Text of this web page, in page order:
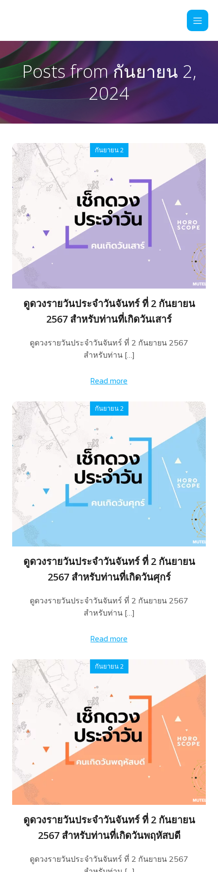
Posts from กันยายน 2,
2024
กันยายน 2
ดูดวงรายวันประจำวันจันทร์ ที่ 2 กันยายน
2567 สำหรับท่านที่เกิดวันเสาร์
ดูดวงรายวันประจำวันจันทร์ ที่ 2 กันยายน 2567
สำหรับท่าน […]
Read more
กันยายน 2
ดูดวงรายวันประจำวันจันทร์ ที่ 2 กันยายน
2567 สำหรับท่านที่เกิดวันศุกร์
ดูดวงรายวันประจำวันจันทร์ ที่ 2 กันยายน 2567
สำหรับท่าน […]
Read more
กันยายน 2
ดูดวงรายวันประจำวันจันทร์ ที่ 2 กันยายน
2567 สำหรับท่านที่เกิดวันพฤหัสบดี
ดูดวงรายวันประจำวันจันทร์ ที่ 2 กันยายน 2567